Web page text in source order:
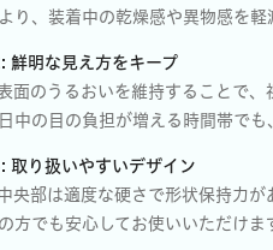
り、装着中の乾燥感や異物感を軽
鮮明な見え方をキープ
面のうるおいを維持することで、
中の目の負担が増える時間帯でも
取り扱いやすいデザイン
央部は適度な硬さで形状保持力が
方でも安心してお使いいただけま